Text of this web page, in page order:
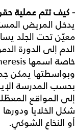
- كيف تتم عملية حقن
يدخل المريض
معيّن تحت الجلد
الدم إلى الدورة
وبواسطتها يمكن
بحسب المدرسة
إلى المواقع
شكل الخلايا
أو النخاع الشوكي.